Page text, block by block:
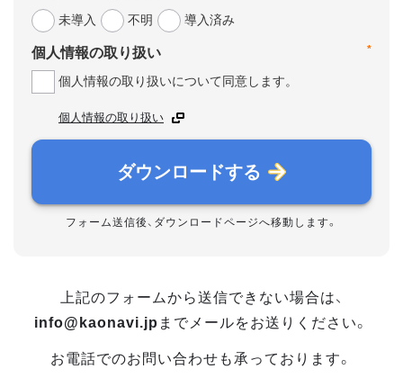
未導入
不明 導入済み
*
個人情報の取り扱い
個人情報の取り扱いについて同意します。
個人情報の取り扱い
ダウンロードする
フォーム送信後、ダウンロードページへ移動します。
上記のフォームから送信できない場合は、
info@kaonavi.jp までメールをお送りください。
お電話でのお問い合わせも承っております。